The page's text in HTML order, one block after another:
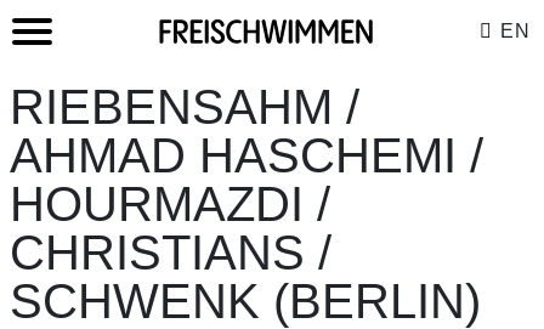
EN
RIEBENSAHM /
AHMAD HASCHEMI /
HOURMAZDI /
CHRISTIANS /
SCHWENK (BERLIN)